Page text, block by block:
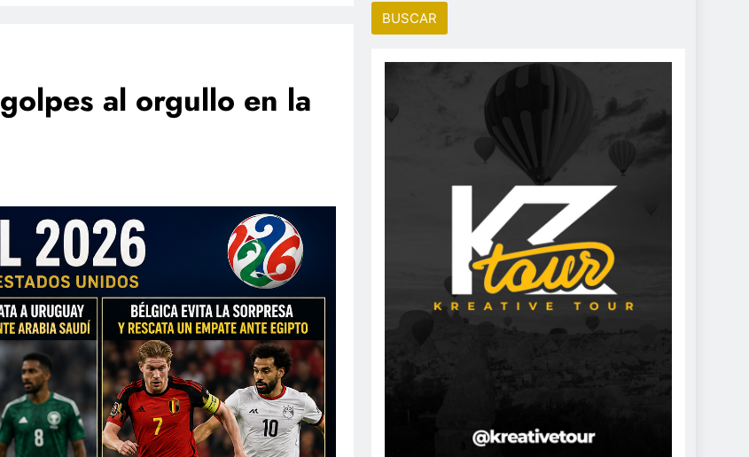
al orgullo en la